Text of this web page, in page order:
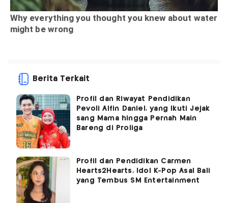
Berita Terkait
Profil dan Riwayat Pendidikan
Pevoli Alfin Daniel, yang Ikuti Jejak
sang Mama hingga Pernah Main
Bareng di Proliga
Profil dan Pendidikan Carmen
Hearts2Hearts, Idol K-Pop Asal Bali
yang Tembus SM Entertainment